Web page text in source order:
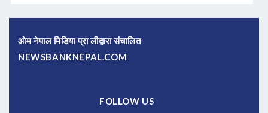
ओम नेपाल मिडिया प्रा लीद्वारा संचालित
NEWSBANKNEPAL.COM
FOLLOW US